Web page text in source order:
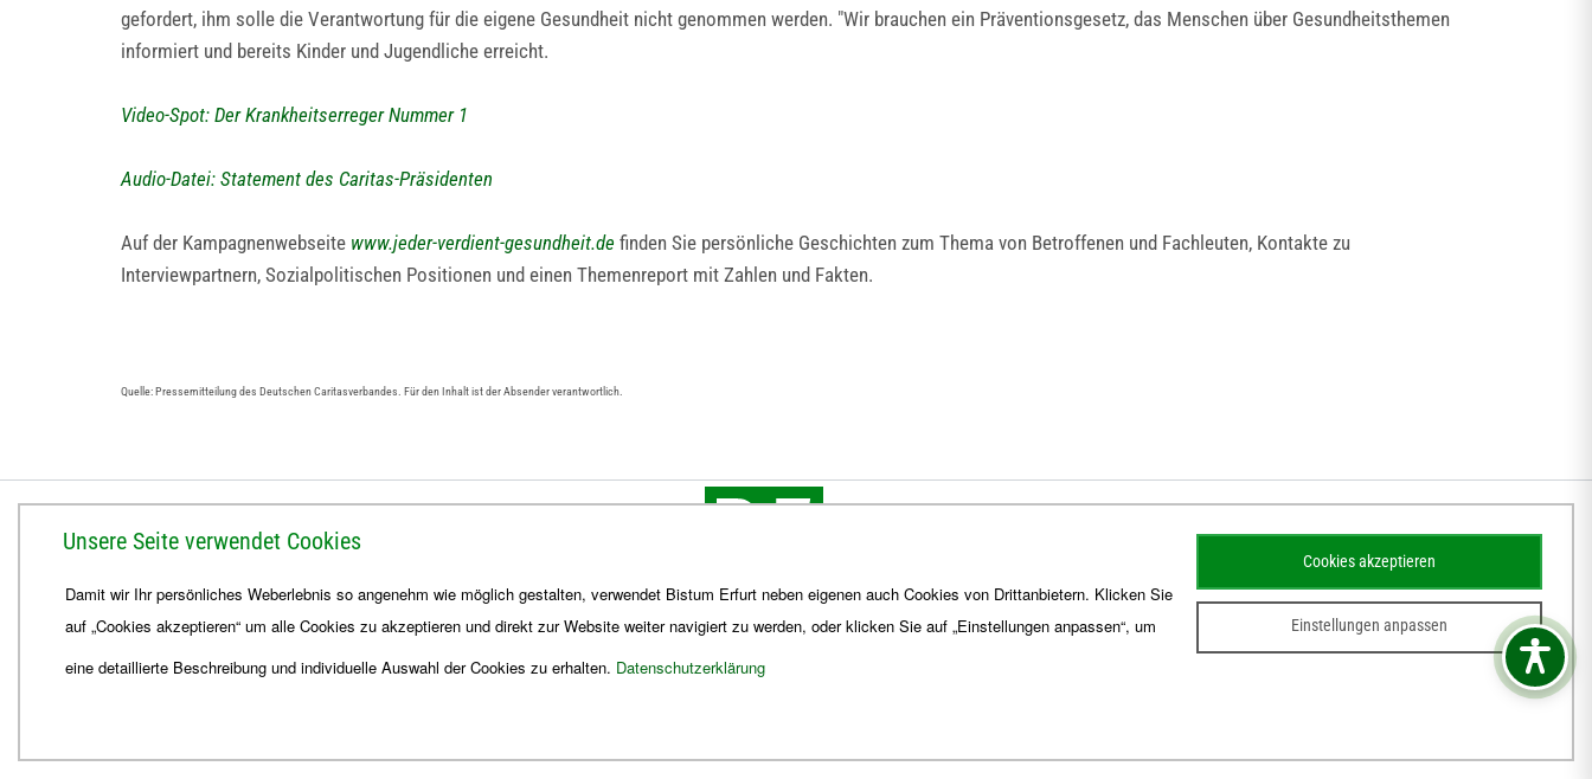
gefordert, ihm solle die Verantwortung für die eigene Gesundheit nicht genommen werden. "Wir brauchen ein Präventionsgesetz, das Menschen über Gesundheitsthemen
informiert und bereits Kinder und Jugendliche erreicht.
Video-Spot: Der Krankheitserreger Nummer 1
Audio-Datei: Statement des Caritas-Präsidenten
Auf der Kampagnenwebseite www.jeder-verdient-gesundheit.de finden Sie persönliche Geschichten zum Thema von Betroffenen und Fachleuten, Kontakte zu
Interviewpartnern, Sozialpolitischen Positionen und einen Themenreport mit Zahlen und Fakten.
Quelle: Pressemitteilung des Deutschen Caritasverbandes. Für den Inhalt ist der Absender verantwortlich.
BISTUM ERFURT
Bischöfliches Ordinariat
Herrmannsplatz 9, 99084 Erfurt
Unsere Seite verwendet Cookies
Damit wir Ihr persönliches Weberlebnis so angenehm wie möglich gestalten, verwendet Bistum Erfurt neben eigenen auch Cookies von Drittanbietern. Klicken Sie
auf „Cookies akzeptieren“ um alle Cookies zu akzeptieren und direkt zur Website weiter navigiert zu werden, oder klicken Sie auf „Einstellungen anpassen“, um
eine detaillierte Beschreibung und individuelle Auswahl der Cookies zu erhalten. Datenschutzerklärung
Einstellungen anpassen
Cookies akzeptieren